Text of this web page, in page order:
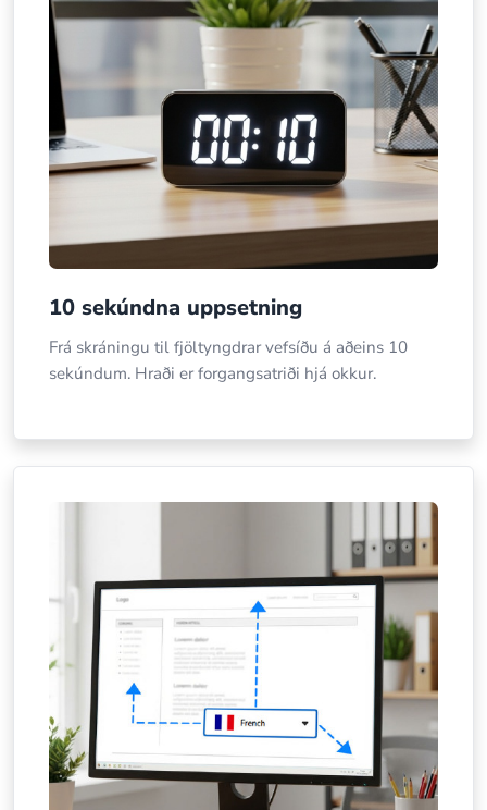
10 sekúndna uppsetning
Frá skráningu til fjöltyngdrar vefsíðu á aðeins 10
sekúndum. Hraði er forgangsatriði hjá okkur.